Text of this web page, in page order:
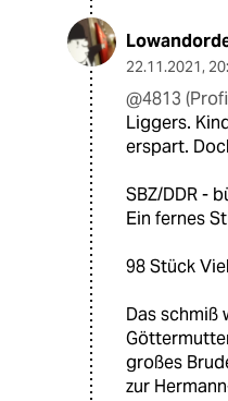
22.11.2021,
@4813
Liggers.
erspart.
SBZ/DDR -
Ein fernes
98 Stück
Das schmiß
großes
zur